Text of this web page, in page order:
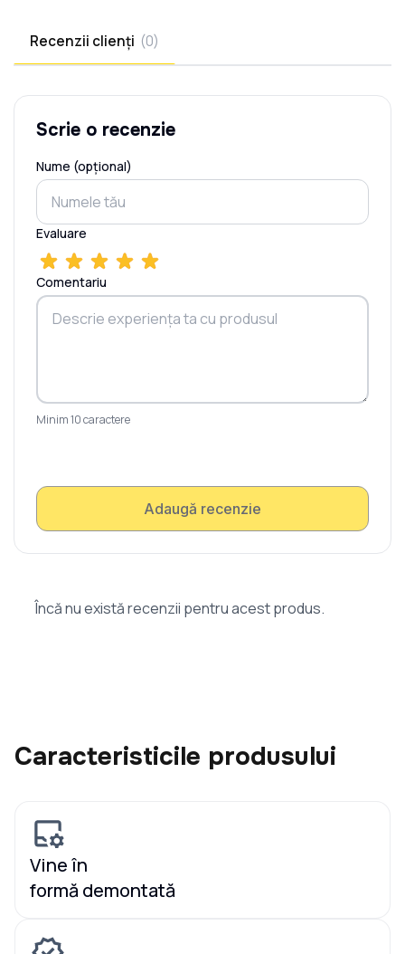
Recenzii clienți (0)
Scrie o recenzie
Nume (opțional)
Evaluare
Comentariu
Minim 10 caractere
Adaugă recenzie
Încă nu există recenzii pentru acest produs.
Caracteristicile produsului
Vine în
formă demontată